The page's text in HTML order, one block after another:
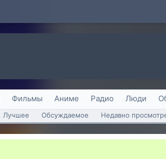
Фильмы Аниме Радио Люди
Лучшее Обсуждаемое Недавно